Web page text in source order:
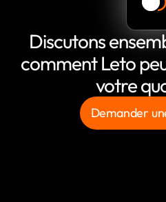
Discutons
comment Leto
votre
Demander